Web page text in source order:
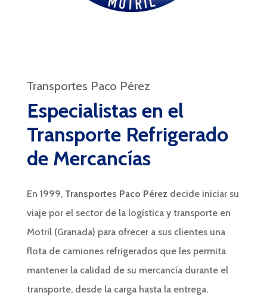
Transportes Paco Pérez
Especialistas en el
Transporte Refrigerado
de Mercancías
En 1999, Transportes Paco Pérezdecide iniciar su
viaje por el sector de la logística y transporte en
Motril (Granada) para ofrecer a sus clientes una
flota de camiones refrigerados que les permita
mantener la calidad de su mercancía durante el
transporte, desde la carga hasta la entrega.